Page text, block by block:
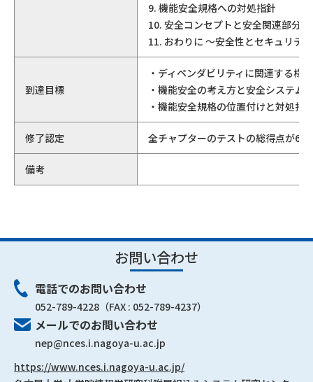
9. 機能安全規格への対処指針
10. 安全コンセプトと安全関連部分
11. おわりに ～安全性とセキュリテ
到達目標
・ディペンダビリティに関連する様
・機能安全の考え方と安全システム
・機能安全規格の位置付けと対処指
修了認定 全チャプターのテストの総得点が60
備考
お問い合わせ
電話でのお問い合わせ
052-789-4228 （FAX : 052-789-4237）
メールでのお問い合わせ
nep@nces.i.nagoya-u.ac.jp
https://www.nces.i.nagoya-u.ac.jp/